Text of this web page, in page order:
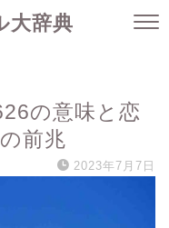
大辞典
の意味と恋
前兆
2023年7月7日